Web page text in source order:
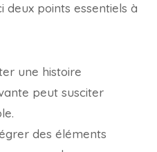
deux points essentiels à
une histoire
peut susciter
des éléments